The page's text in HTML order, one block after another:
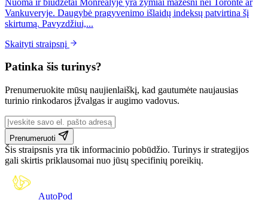
Vankuveryje. Daugybė pragyvenimo išlaidų indeksų patvirtina šį
skirtumą. Pavyzdžiui,...
Skaityti straipsnį
Patinka šis turinys?
Prenumeruokite mūsų naujienlaiškį, kad gautumėte naujausias
turinio rinkodaros įžvalgas ir augimo vadovus.
Prenumeruoti
Šis straipsnis yra tik informacinio pobūdžio. Turinys ir strategijos
gali skirtis priklausomai nuo jūsų specifinių poreikių.
AutoPod